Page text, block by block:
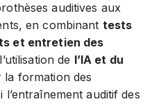
auditives aux
en combinant tests
et entretien des
de l’IA et du
la formation des
auditif des